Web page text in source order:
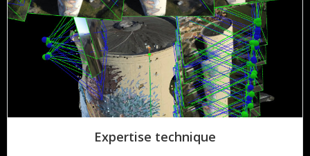
Expertise technique